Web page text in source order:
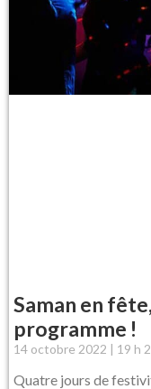
Saman en
programme !
14 octobre 2022 19 h
Quatre jours de